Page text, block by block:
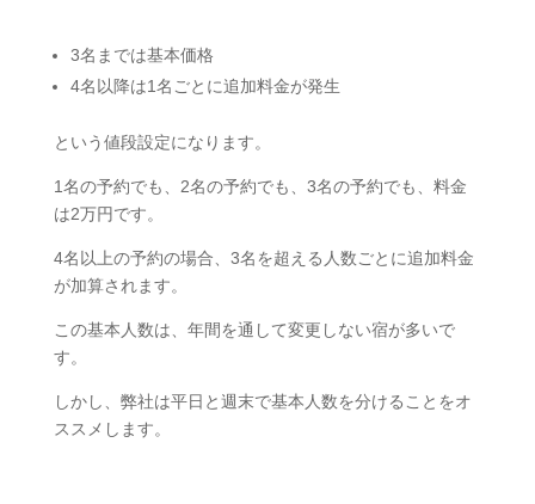
3名までは基本価格
4名以降は1名ごとに追加料金が発生
という値段設定になります。
1名の予約でも、2名の予約でも、3名の予約でも、料金
は2万円です。
4名以上の予約の場合、3名を超える人数ごとに追加料金
が加算されます。
この基本人数は、年間を通して変更しない宿が多いで
す。
しかし、弊社は平日と週末で基本人数を分けることをオ
ススメします。